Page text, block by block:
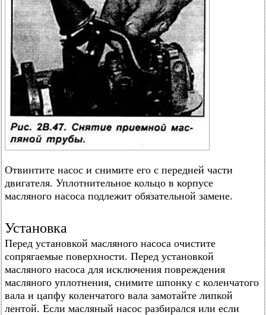
Отвинтите насос и снимите его с передней части
двигателя. Уплотнительное кольцо в корпусе
масляного насоса подлежит обязательной замене.
Установка
Перед установкой масляного насоса очистите
сопрягаемые поверхности. Перед установкой
масляного насоса для исключения повреждения
масляного уплотнения, снимите шпонку с коленчатого
вала и цапфу коленчатого вала замотайте липкой
лентой. Если масляный насос разбирался или если